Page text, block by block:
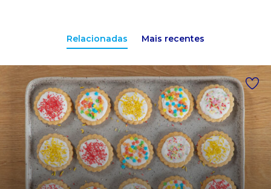
Relacionadas Mais recentes